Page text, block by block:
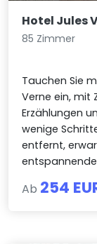
Hotel Jules
85 Zimmer
Tauchen Sie
Verne ein, mit
Erzählungen
wenige
entfernt,
Ab 254